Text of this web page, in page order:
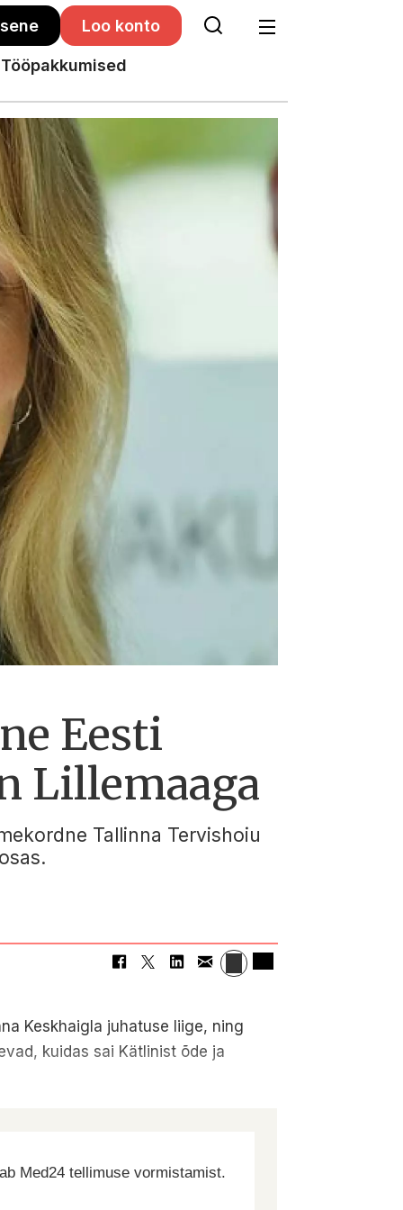
Loo konto
Tööpakkumised
Eesti
Lillemaaga
Tallinna Tervishoiu
Keskhaigla juhatuse liige, ning
kuidas sai Kätlinist õde ja
Med24 tellimuse vormistamist.